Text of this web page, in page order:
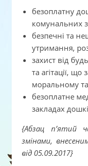
безоплатну
комунальних
безпечні та
утримання,
захист від
та агітації,
моральному
безоплатне
закладах
{Абзац п’ятий
змінами,
від 05.09.2017}